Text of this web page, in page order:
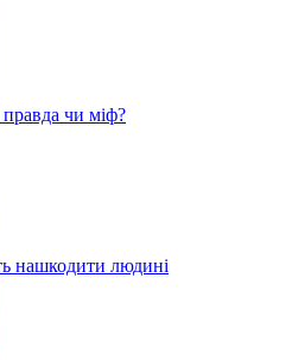
чи міф?
нашкодити людині